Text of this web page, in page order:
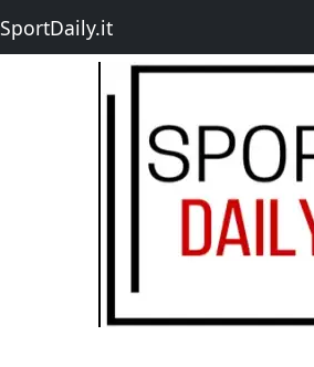
SportDaily.it